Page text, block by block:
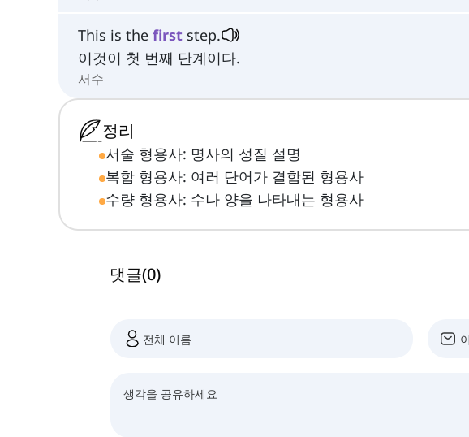
This is the first step.
이것이 첫 번째 단계이다.
서수
정리
서술 형용사: 명사의 성질 설명
복합 형용사: 여러 단어가 결합된 형용사
수량 형용사: 수나 양을 나타내는 형용사
댓글(0)